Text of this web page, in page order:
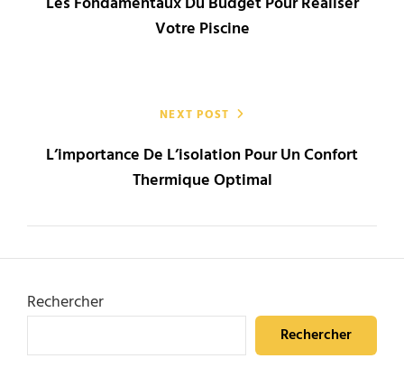
l’article
Votre Piscine
NEXT POST
L’importance De L’isolation Pour Un Confort
Thermique Optimal
Rechercher
Rechercher